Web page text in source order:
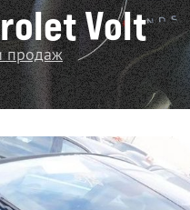
Volt
продаж